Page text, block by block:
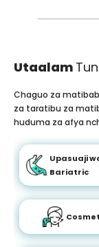
Utaalam
Chaguo za
za taratibu za
huduma za afya
Upasuaji
Bariatric